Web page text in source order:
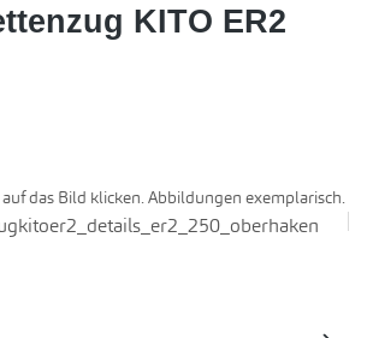
KITO ER2
das Bild klicken. Abbildungen exemplarisch.